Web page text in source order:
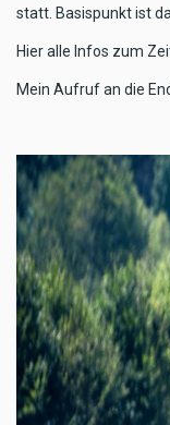
statt. Basispunkt ist
Hier alle Infos zum
Mein Aufruf an die